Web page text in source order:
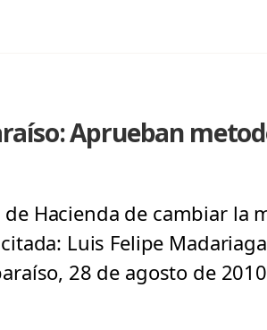
Aprueban
Hacienda de cambiar la
Luis Felipe
28 de agosto de